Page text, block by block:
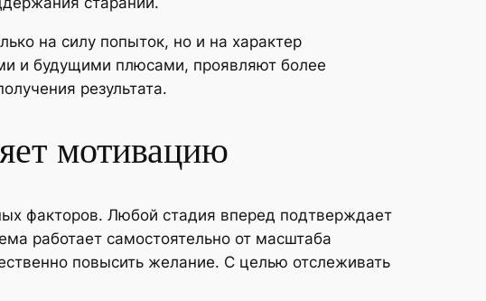
на силу попыток, но и на характер
и будущими плюсами, проявляют более
результата.
мотивацию
факторов. Любой стадия вперед подтверждает
работает самостоятельно от масштаба
повысить желание. С целью отслеживать